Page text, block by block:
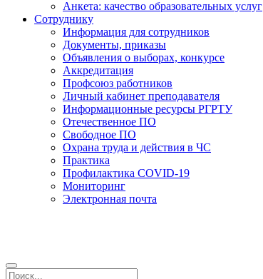
Анкета: качество образовательных услуг
Сотруднику
Информация для сотрудников
Документы, приказы
Объявления о выборах, конкурсе
Аккредитация
Профсоюз работников
Личный кабинет преподавателя
Информационные ресурсы РГРТУ
Отечественное ПО
Свободное ПО
Охрана труда и действия в ЧС
Практика
Профилактика COVID-19
Мониторинг
Электронная почта